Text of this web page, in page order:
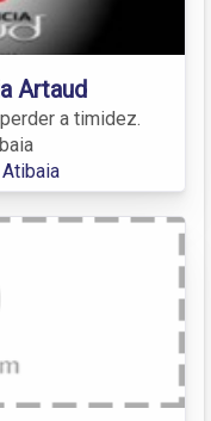
Artaud
a timidez.